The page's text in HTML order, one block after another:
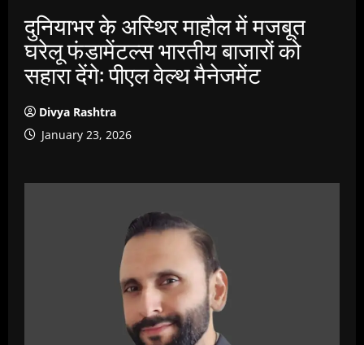
दुनियाभर के अस्थिर माहौल में मजबूत
घरेलू फंडामेंटल्‍स भारतीय बाजारों को
सहारा देंगे: पीएल वेल्‍थ मैनेजमेंट
Divya Rashtra
January 23, 2026